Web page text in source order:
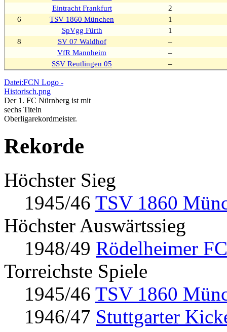
Eintracht Frankfurt
2
6
TSV 1860 München
1
SpVgg Fürth
1
8
SV 07 Waldhof
–
VfR Mannheim
–
SSV Reutlingen 05
–
Datei:FCN Logo -
Historisch.png
Der 1. FC Nürnberg ist mit
sechs Titeln
Oberligarekordmeister.
Rekorde
Höchster Sieg
1945/46 TSV 1860
Höchster Auswärtssieg
1948/49 Rödelheimer FC
Torreichste Spiele
1945/46 TSV 1860
1946/47 Stuttgarter